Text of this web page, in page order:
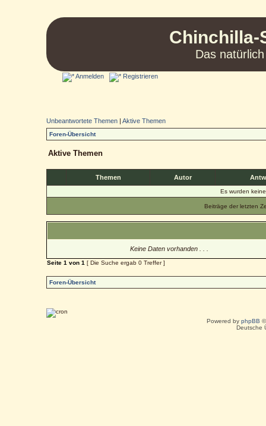
Chinchilla-
Das
Anmelden Registrieren
Unbeantwortete Themen |Aktive Themen
Foren-Übersicht
Aktive Themen
Themen Autor
Es wurden
Beiträge der letzten
Keine Daten vorhanden . . .
Seite1 von1 [ Die Suche ergab 0 Treffer ]
Foren-Übersicht
Powered by phpBB
Deutsche